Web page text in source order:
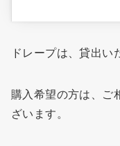
ドレープは、貸出い
購入希望の方は、ご
ざいます。